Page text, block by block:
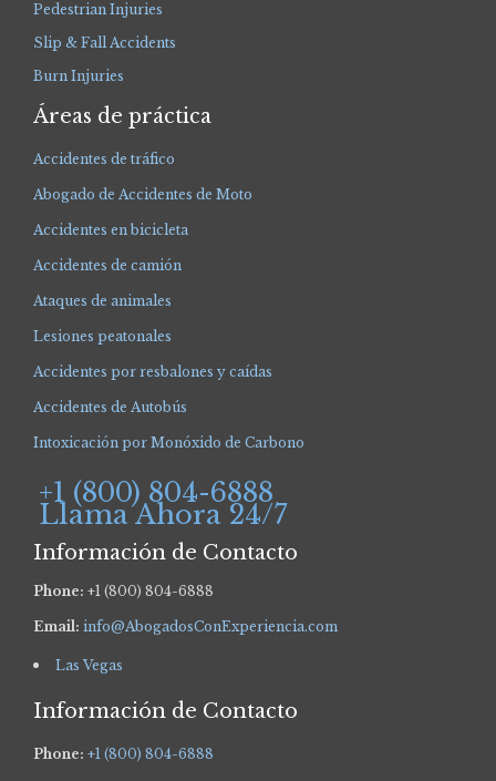
Pedestrian Injuries
Slip & Fall Accidents
Burn Injuries
Áreas de práctica
Accidentes de tráfico
Abogado de Accidentes de Moto
Accidentes en bicicleta
Accidentes de camión
Ataques de animales
Lesiones peatonales
Accidentes por resbalones y caídas
Accidentes de Autobús
Intoxicación por Monóxido de Carbono
+1 (800) 804-6888
Llama Ahora 24/7
Información de Contacto
Phone: +1 (800) 804-6888
Email: info@AbogadosConExperiencia.com
Las Vegas
Información de Contacto
Phone: +1 (800) 804-6888